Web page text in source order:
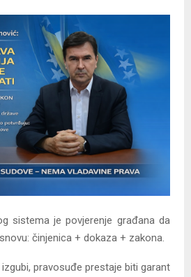
sistema je povjerenje građana da
činjenica + dokaza + zakona.
pravosuđe prestaje biti garant